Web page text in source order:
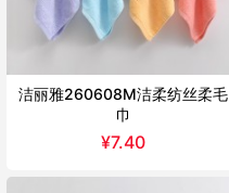
洁丽雅260608M洁柔纺丝柔毛
巾
¥7.40